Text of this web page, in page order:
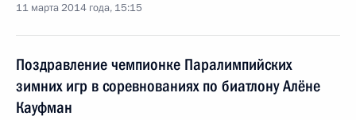
11 марта 2014 года, 15:15
Поздравление чемпионке Паралимпийских
зимних игр в соревнованиях по биатлону Алёне
Кауфман